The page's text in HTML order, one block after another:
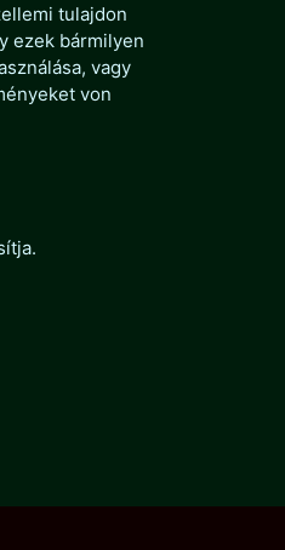
tulajdon
ezek bármilyen
vagy
von